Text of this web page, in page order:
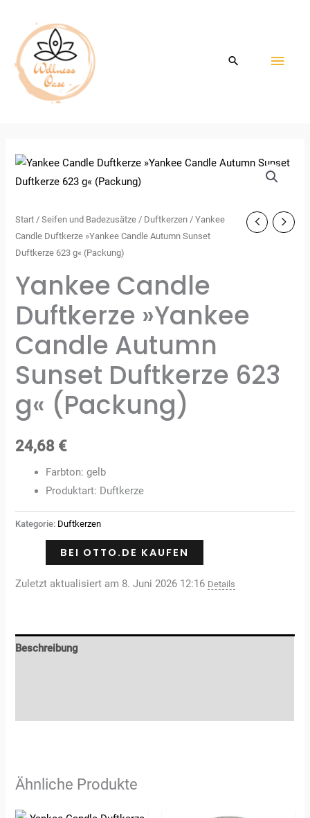
springen
Start /Seifen und Badezusätze / Duftkerzen / Yankee
Candle Duftkerze »Yankee Candle Autumn Sunset
Duftkerze 623 g« (Packung)
Yankee Candle
Duftkerze »Yankee
Candle Autumn
Sunset Duftkerze 623
g« (Packung)
24,68 €
Farbton: gelb
Produktart: Duftkerze
Kategorie: Duftkerzen
BEI OTTO.DE KAUFEN
Zuletzt aktualisiert am 8. Juni 2026 12:16 Details
Beschreibung
Ähnliche Produkte